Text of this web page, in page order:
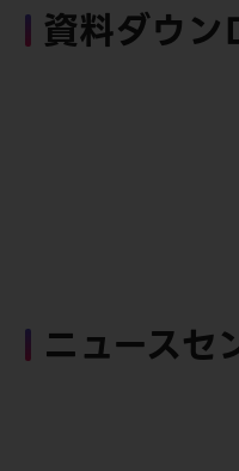
資料ダウン
ニュースセ